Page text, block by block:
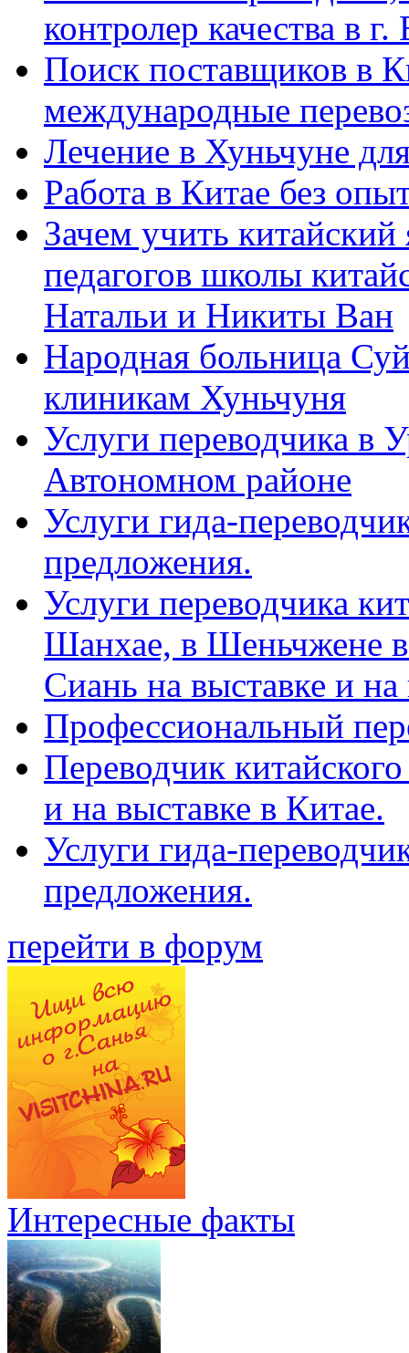
контролер качества в
Поиск поставщиков в
международные
Лечение в Хуньчуне
Работа в Китае без
Зачем учить
педагогов школы
Натальи и Никиты Ван
Народная больница
клиникам Хуньчуня
Услуги переводчика в
Автономном районе
Услуги гида-
предложения.
Услуги переводчика
Шанхае, в Шеньчжене
Сиань на выставке и
Профессиональный
Переводчик
и на выставке в Китае.
Услуги гида-
предложения.
перейти в форум
Интересные факты